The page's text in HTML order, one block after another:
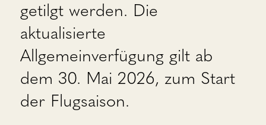
getilgt werden. Die
aktualisierte
Allgemeinverfügung gilt ab
dem 30. Mai 2026, zum Start
der Flugsaison.